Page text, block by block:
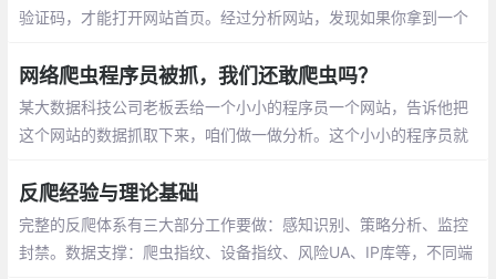
验证码，才能打开网站首页。经过分析网站，发现如果你拿到一个
验证输入
网络爬虫程序员被抓，我们还敢爬虫吗？
某大数据科技公司老板丢给一个小小的程序员一个网站，告诉他把
这个网站的数据抓取下来，咱们做一做分析。这个小小的程序员就
常的把这个网站的数据给抓取下来
反爬经验与理论基础
完整的反爬体系有三大部分工作要做：感知识别、策略分析、监控
封禁。数据支撑：爬虫指纹、设备指纹、风险UA、IP库等，不同端